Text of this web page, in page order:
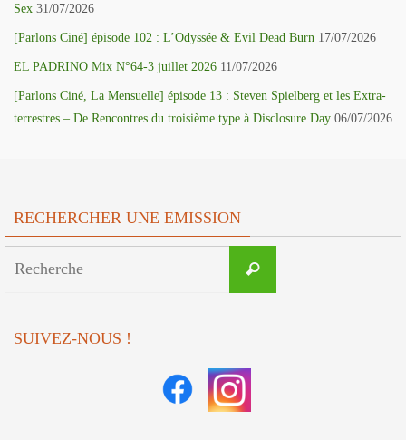
Sex 31/07/2026
[Parlons Ciné] épisode 102 : L’Odyssée & Evil Dead Burn 17/07/2026
EL PADRINO Mix N°64-3 juillet 2026 11/07/2026
[Parlons Ciné, La Mensuelle] épisode 13 : Steven Spielberg et les Extra-
terrestres – De Rencontres du troisième type à Disclosure Day 06/07/2026
RECHERCHER UNE EMISSION
Recherche
SUIVEZ-NOUS !